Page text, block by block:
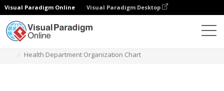
Visual Paradigm Online Visual Paradigm Desktop
Health Department Organization Chart